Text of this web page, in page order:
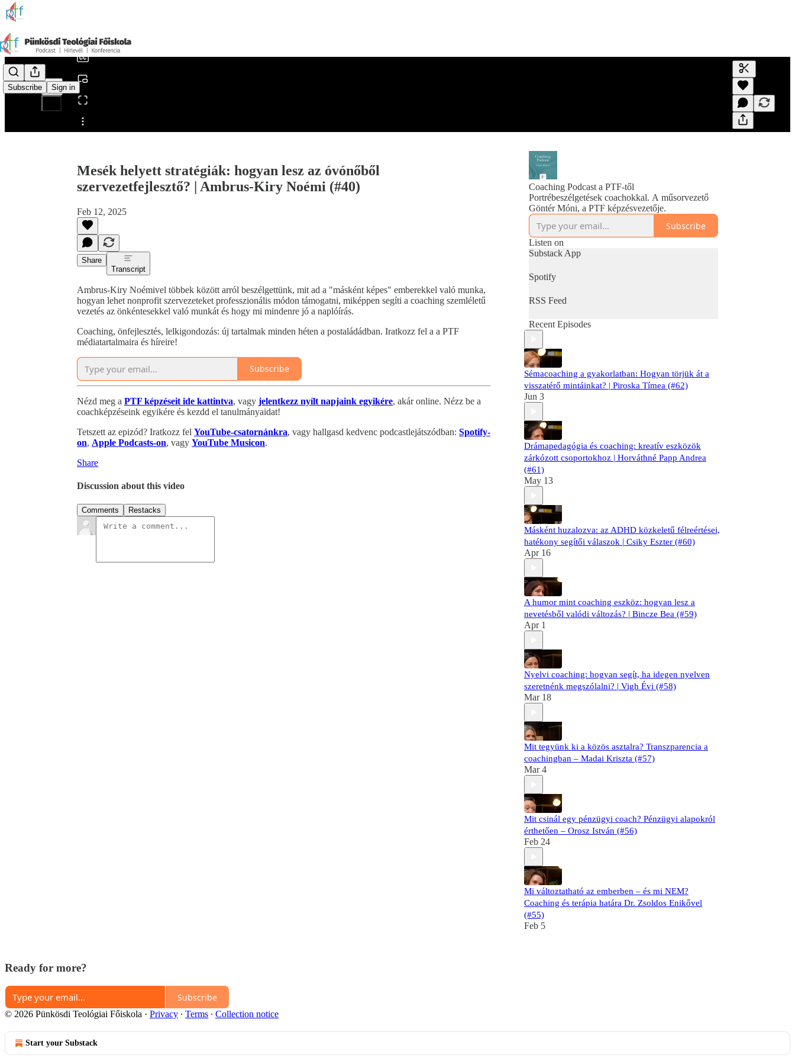
Subscribe Sign in
Share from 0:00
Generate
A transcript
editing.
Mesék helyett stratégiák: hogyan lesz az óvónőből
szervezetfejlesztő? | Ambrus-Kiry Noémi (#40)
Feb 12, 2025
Share
Transcript
Ambrus-Kiry Noémivel többek között arról beszélgettünk, mit ad a "másként képes" emberekkel való munka,
hogyan lehet nonprofit szervezeteket professzionális módon támogatni, miképpen segíti a coaching szemléletű
vezetés az önkéntesekkel való munkát és hogy mi mindenre jó a naplóírás.
Coaching, önfejlesztés, lelkigondozás: új tartalmak minden héten a postaládádban. Iratkozz fel a a PTF
médiatartalmaira és híreire!
Subscribe
Nézd meg a PTF képzéseit ide kattintva, vagy jelentkezz nyílt napjaink egyikére, akár online. Nézz be a
coachképzéseink egyikére és kezdd el tanulmányaidat!
Tetszett az epizód? Iratkozz fel YouTube-csatornánkra, vagy hallgasd kedvenc podcastlejátszódban: Spotify-
on, Apple Podcasts-on, vagy YouTube Musicon.
Share
Discussion about this video
Comments Restacks
Coaching Podcast a PTF-től
Portrébeszélgetések coachokkal. A műsorvezető
Göntér Móni, a PTF képzésvezetője.
Subscribe
Listen on
Substack App
Spotify
RSS Feed
Recent Episodes
Sémacoaching a gyakorlatban: Hogyan törjük át a
visszatérő mintáinkat? | Piroska Tímea (#62)
Jun 3
Drámapedagógia és coaching: kreatív eszközök
zárkózott csoportokhoz | Horváthné Papp Andrea
(#61)
May 13
Másként huzalozva: az ADHD közkeletű félreértései,
hatékony segítői válaszok | Csiky Eszter (#60)
Apr 16
A humor mint coaching eszköz: hogyan lesz a
nevetésből valódi változás? | Bincze Bea (#59)
Apr 1
Nyelvi coaching: hogyan segít, ha idegen nyelven
szeretnénk megszólalni? | Vigh Évi (#58)
Mar 18
Mit tegyünk ki a közös asztalra? Transzparencia a
coachingban – Madai Kriszta (#57)
Mar 4
Mit csinál egy pénzügyi coach? Pénzügyi alapokról
érthetően – Orosz István (#56)
Feb 24
Mi változtatható az emberben – és mi NEM?
Coaching és terápia határa Dr. Zsoldos Enikővel
(#55)
Feb 5
Ready for more?
Subscribe
© 2026 Pünkösdi Teológiai Főiskola · Privacy ∙ Terms ∙ Collection notice
Start your Substack